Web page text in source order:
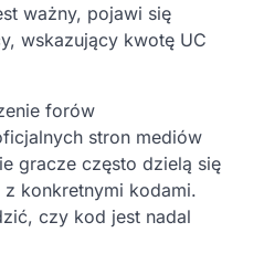
ważny, pojawi się
wskazujący kwotę UC
forów
stron mediów
gracze często dzielą się
konkretnymi kodami.
czy kod jest nadal